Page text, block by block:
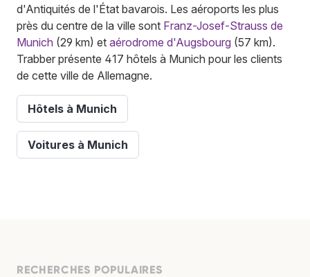
d'Antiquités de l'État bavarois. Les aéroports les plus
près du centre de la ville sont Franz-Josef-Strauss de
Munich (29 km) et aérodrome d'Augsbourg (57 km).
Trabber présente 417 hôtels à Munich pour les clients
de cette ville de Allemagne.
Hôtels à Munich
Voitures à Munich
RECHERCHES POPULAIRES